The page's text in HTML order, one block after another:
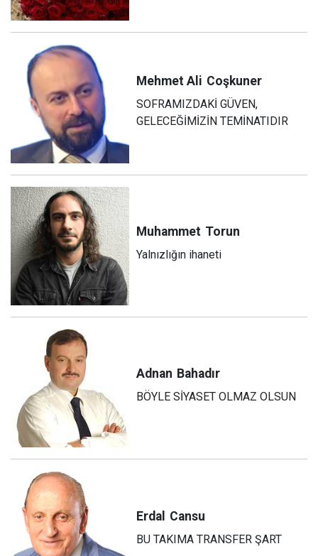
Mehmet Ali Coşkuner
SOFRAMIZDAKİ GÜVEN,
GELECEĞİMİZİN TEMİNATIDIR
Muhammet Torun
Yalnızlığın ihaneti
Adnan Bahadır
BÖYLE SİYASET OLMAZ OLSUN
Erdal Cansu
BU TAKIMA TRANSFER ŞART